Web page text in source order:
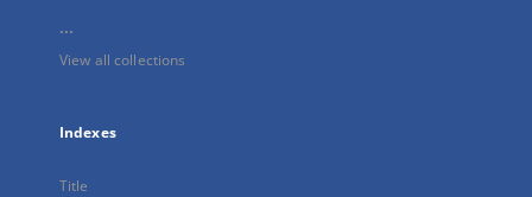
...
View all collections
Indexes
Title